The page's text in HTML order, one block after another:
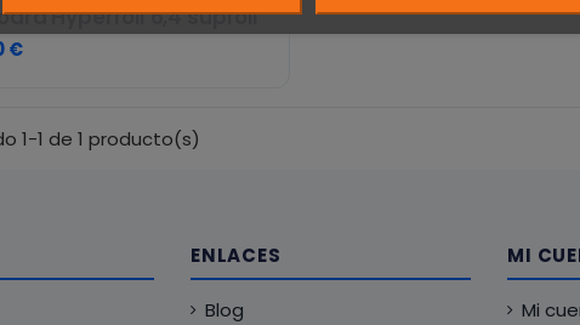
Hyperfoil 6,4 supfoil
€
1-1 de 1 producto(s)
ENLACES
Blog
MI
Mi